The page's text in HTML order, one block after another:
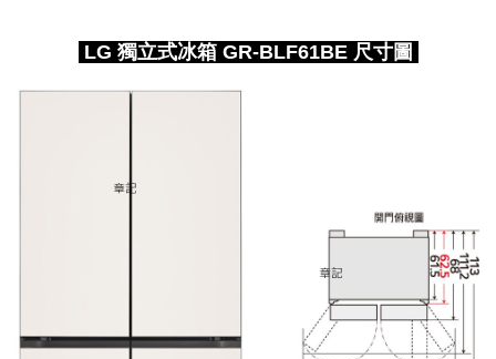
LG 獨立式冰箱 GR-BLF61BE 尺寸圖